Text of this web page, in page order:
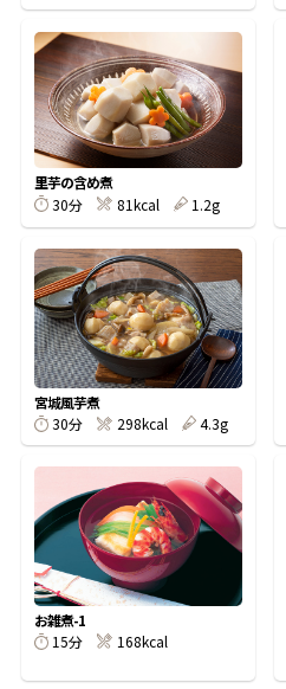
旨さ、別格。だし屋の鍋
サッと鍋®
汁物レシピ
時短レシピ
おいしいレシピを商品から探す
かつお節レシピ
めんつゆレシピ
割烹白だしレシピ
レシピ特設サイト
割烹白だしレシピ特集
だし巻き卵特集
かつお節・だしをもっと知る
ヤマキ かつお節プラス®
かつお節・だしを楽しむ
だしコミュ
- 百年対話
- ヤマキ かつお節プラス®
採用情報
- ジョブリターン制
ヤマキお客様相談室
オンラインショップ
コミュニティサイト
Global
里芋の含め煮
30分
81kcal 1.2g
宮城風芋煮
30分
298kcal 4.3g
お雑煮-1
15分
168kcal